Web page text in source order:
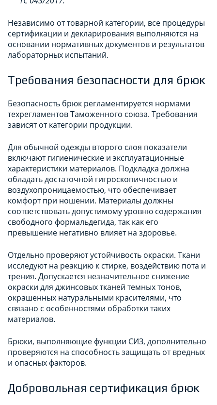
Независимо от товарной категории, все процедуры
сертификации и декларирования выполняются на
основании нормативных документов и результатов
лабораторных испытаний.
Требования безопасности для брюк
Безопасность брюк регламентируется нормами
техрегламентов Таможенного союза. Требования
зависят от категории продукции.
Для обычной одежды второго слоя показатели
включают гигиенические и эксплуатационные
характеристики материалов. Подкладка должна
обладать достаточной гигроскопичностью и
воздухопроницаемостью, что обеспечивает
комфорт при ношении. Материалы должны
соответствовать допустимому уровню содержания
свободного формальдегида, так как его
превышение негативно влияет на здоровье.
Отдельно проверяют устойчивость окраски. Ткани
исследуют на реакцию к стирке, воздействию пота и
трения. Допускается незначительное снижение
окраски для джинсовых тканей темных тонов,
окрашенных натуральными красителями, что
связано с особенностями обработки таких
материалов.
Брюки, выполняющие функции СИЗ, дополнительно
проверяются на способность защищать от вредных
и опасных факторов.
Добровольная сертификация брюк